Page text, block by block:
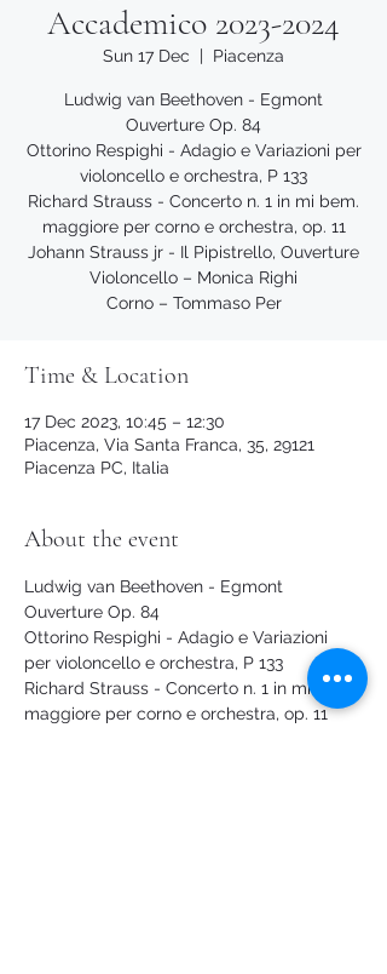
Accademico 2023-2024
Sun 17 Dec
  |
Piacenza
Ludwig van Beethoven - Egmont
Ouverture Op. 84
Ottorino Respighi - Adagio e Variazioni per
violoncello e orchestra, P 133
Richard Strauss - Concerto n. 1 in mi bem.
maggiore per corno e orchestra, op. 11
Johann Strauss jr - Il Pipistrello, Ouverture
Violoncello – Monica Righi
Corno – Tommaso Per
Time & Location
17 Dec 2023, 10:45 – 12:30
Piacenza, Via Santa Franca, 35, 29121
Piacenza PC, Italia
About the event
Ludwig van Beethoven - Egmont
Ouverture Op. 84
Ottorino Respighi - Adagio e Variazioni
per violoncello e orchestra, P 133
Richard Strauss - Concerto n. 1 in mi bem.
maggiore per corno e orchestra, op. 11